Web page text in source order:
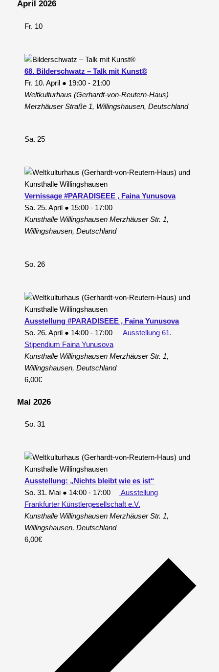
April 2026
Fr. 10
68. Bilderschwatz – Talk mit Kunst®
Fr. 10. April ● 19:00- 21:00
Weltkulturhaus (Gerhardt-von-Reutern-Haus)
Merzhäuser Straße 1, Willingshausen, Deutschland
Sa. 25
Vernissage #PARADISEEE , Faina Yunusova
Sa. 25. April ● 15:00- 17:00
Kunsthalle Willingshausen Merzhäuser Str. 1,
Willingshausen, Deutschland
So. 26
Ausstellung #PARADISEEE , Faina Yunusova
So. 26. April ● 14:00- 17:00
Ausstellung 61.
Stipendium Faina Yunusova
Kunsthalle Willingshausen Merzhäuser Str. 1,
Willingshausen, Deutschland
6,00€
Mai 2026
So. 31
Ausstellung: „Nichts bleibt wie es ist“
So. 31. Mai ● 14:00- 17:00
Ausstellung
Frankfurter Künstlergesellschaft e.V.
Kunsthalle Willingshausen Merzhäuser Str. 1,
Willingshausen, Deutschland
6,00€